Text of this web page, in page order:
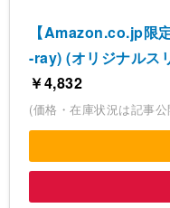
【Amazon.co.jp限
-ray) (オリジナルス
￥4,832
(価格・在庫状況は記事